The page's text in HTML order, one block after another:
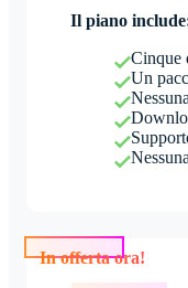
Il piano
Cinque
Un